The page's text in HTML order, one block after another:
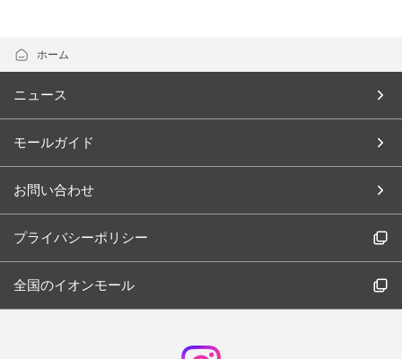
ホーム
ニュース
モールガイド
お問い合わせ
プライバシーポリシー
全国のイオンモール